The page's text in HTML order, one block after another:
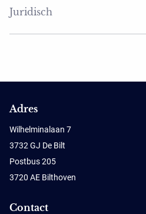
Juridisch
Adres
Wilhelminalaan 7
3732 GJ De Bilt
Postbus 205
3720 AE Bilthoven
Contact